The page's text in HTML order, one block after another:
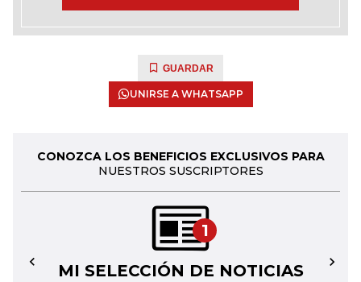
GUARDAR
UNIRSE A WHATSAPP
CONOZCA LOS BENEFICIOS EXCLUSIVOS PARA
NUESTROS SUSCRIPTORES
1
MI SELECCIÓN DE NOTICIAS
← →